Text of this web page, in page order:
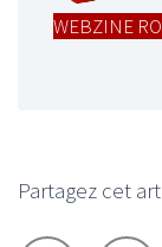
WEBZINE
Partagez cet